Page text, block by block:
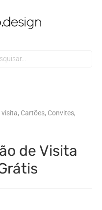
Cartões, Convites,
de Visita